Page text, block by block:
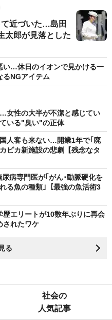
て近づいた…島田
太郎が見落とした
い…休日のイオンで見かける一
るNGアイテム
女性の大半が不潔と感じてい
いる"臭い"の正体
人客も来ない…開業1年で｢廃
ピカ新施設の悲劇【残念なタ
病専門医が｢がん･動脈硬化を
る魚の種類｣【最強の魚活術3
エリートが10数年ぶりに再会
されたワケ
る
社会の
人気記事